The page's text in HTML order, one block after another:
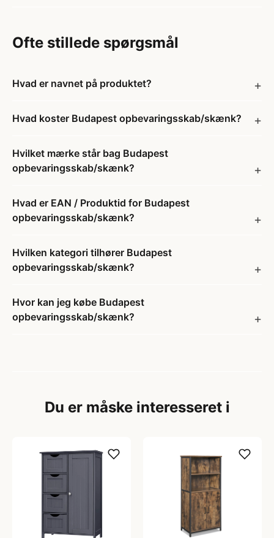
Ofte stillede spørgsmål
Hvad er navnet på produktet?
Hvad koster Budapest opbevaringsskab/skænk?
Hvilket mærke står bag Budapest
opbevaringsskab/skænk?
Hvad er EAN / Produktid for Budapest
opbevaringsskab/skænk?
Hvilken kategori tilhører Budapest
opbevaringsskab/skænk?
Hvor kan jeg købe Budapest
opbevaringsskab/skænk?
Du er måske interesseret i